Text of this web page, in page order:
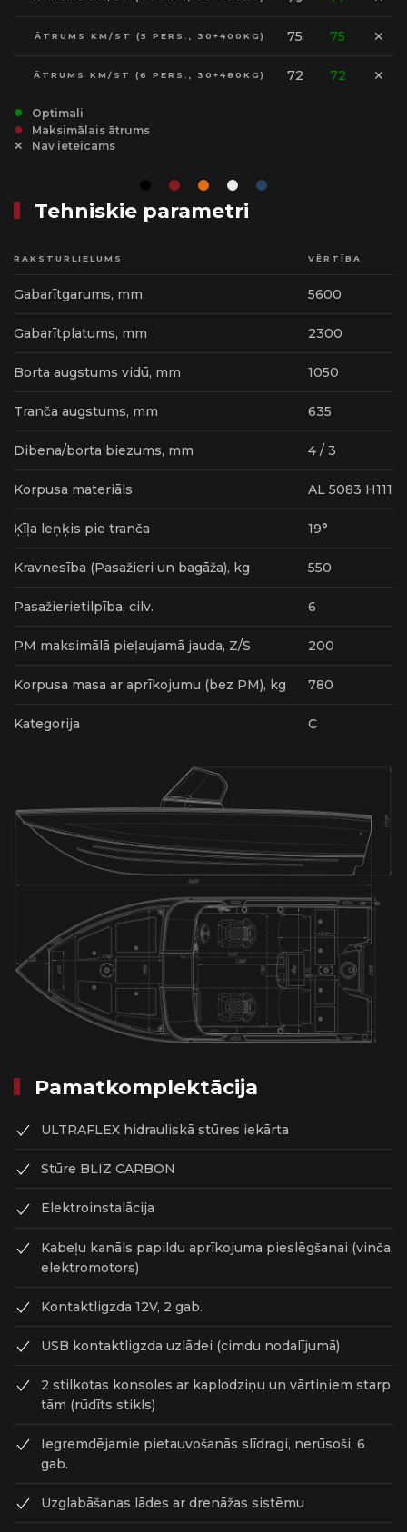
ĀTRUMS KM/ST (5 PERS., 30+400KG) 75 75 ✕
ĀTRUMS KM/ST (6 PERS., 30+480KG) 72 72 ✕
Optimali
Maksimālais ātrums
Nav ieteicams
Tehniskie parametri
RAKSTURLIELUMS VĒRTĪBA
Gabarītgarums, mm 5600
Gabarītplatums, mm 2300
Borta augstums vidū, mm 1050
Tranča augstums, mm 635
Dibena/borta biezums, mm 4 / 3
Korpusa materiāls AL 5083 H111
Ķīļa leņķis pie tranča 19°
Kravnesība (Pasažieri un bagāža), kg 550
Pasažierietilpība, cilv. 6
PM maksimālā pieļaujamā jauda, Z/S 200
Korpusa masa ar aprīkojumu (bez PM), kg 780
Kategorija С
Pamatkomplektācija
ULTRAFLEX hidrauliskā stūres iekārta
Stūre BLIZ CARBON
Elektroinstalācija
Kabeļu kanāls papildu aprīkojuma pieslēgšanai (vinča,
elektromotors)
Kontaktligzda 12V, 2 gab.
USB kontaktligzda uzlādei (cimdu nodalījumā)
2 stilkotas konsoles ar kaplodziņu un vārtiņiem starp
tām (rūdīts stikls)
Iegremdējamie pietauvošanās slīdragi, nerūsoši, 6
gab.
Uzglabāšanas lādes ar drenāžas sistēmu